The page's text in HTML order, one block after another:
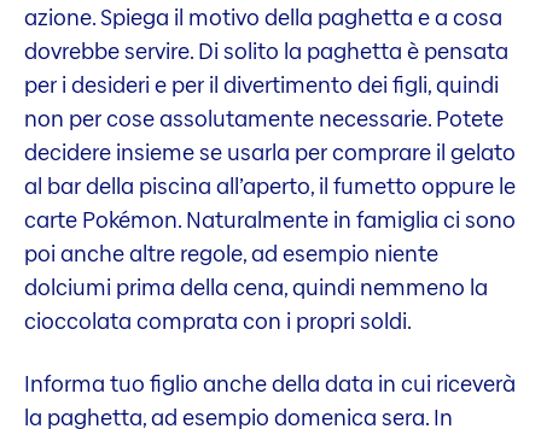
azione. Spiega il motivo della paghetta e a cosa
dovrebbe servire. Di solito la paghetta è pensata
per i desideri e per il divertimento dei figli, quindi
non per cose assolutamente necessarie. Potete
decidere insieme se usarla per comprare il gelato
al bar della piscina all’aperto, il fumetto oppure le
carte Pokémon. Naturalmente in famiglia ci sono
poi anche altre regole, ad esempio niente
dolciumi prima della cena, quindi nemmeno la
cioccolata comprata con i propri soldi.
Informa tuo figlio anche della data in cui riceverà
la paghetta, ad esempio domenica sera. In